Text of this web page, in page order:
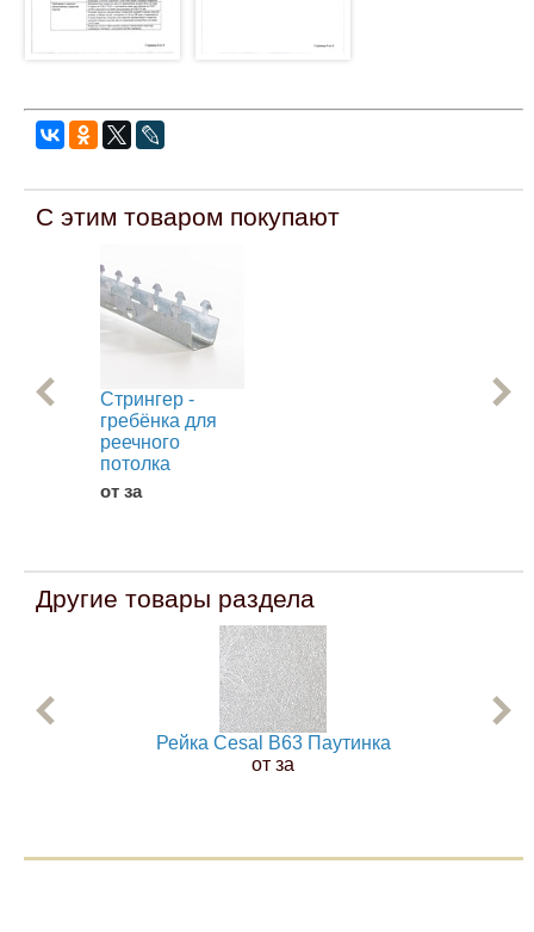
С этим товаром покупают
Стрингер -
гребёнка для
реечного
потолка
от за
П -
Другие товары раздела
Рейка Cesal B63 Паутинка
от за